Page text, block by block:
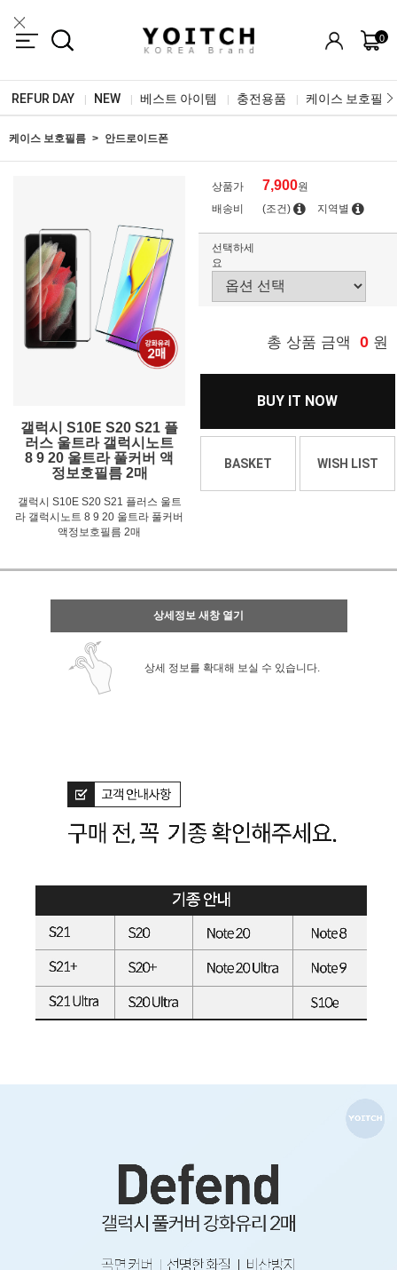
0
REFUR DAY NEW 베스트 아이템 충전용품 케이스 보호필름
케이스 보호필름 안드로이드폰
갤럭시 S10E S20 S21 플
러스 울트라 갤럭시노트
8 9 20 울트라 풀커버 액
정보호필름 2매
갤럭시 S10E S20 S21 플러스 울트
라 갤럭시노트 8 9 20 울트라 풀커버
액정보호필름 2매
상품가 7,900원
배송비
(조건) 지역별
선택하세
요
총 상품 금액 0 원
BUY IT NOW
BASKET WISH LIST
상세정보 새창 열기
상세 정보를 확대해 보실 수 있습니다.